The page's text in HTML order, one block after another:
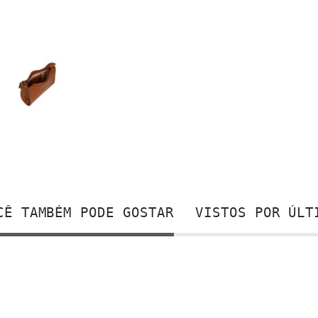
TAMBÉM PODE GOSTAR VISTOS POR